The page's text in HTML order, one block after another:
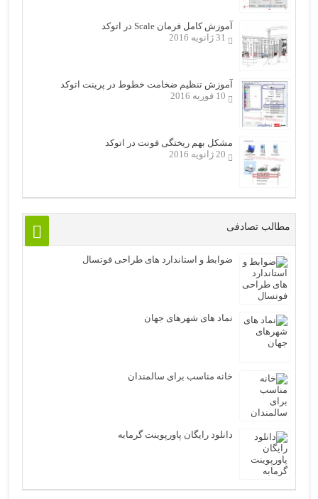
آموزش کامل فرمان Scale در اتوکد
31 ژانویه 2016
آموزش تنظیم ضخامت خطوط در پرینت اتوکد
10 فوریه 2016
مشکل بهم ریختگی فونت در اتوکد
20 ژانویه 2016
مطالب تصادفی
ضوابط و استاندارد های طراحی فوتسال
نماد های شهرهای جهان
خانه مناسب برای سالمندان
دانلود رایگان پاورپوینت گرمابه